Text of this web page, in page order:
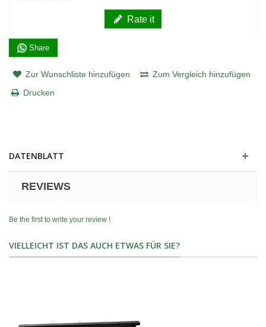
Rate it
Share
Zur Wunschliste hinzufügen
Zum Vergleich hinzufügen
Drucken
DATENBLATT
REVIEWS
Be the first to write your review !
VIELLEICHT IST DAS AUCH ETWAS FÜR SIE?